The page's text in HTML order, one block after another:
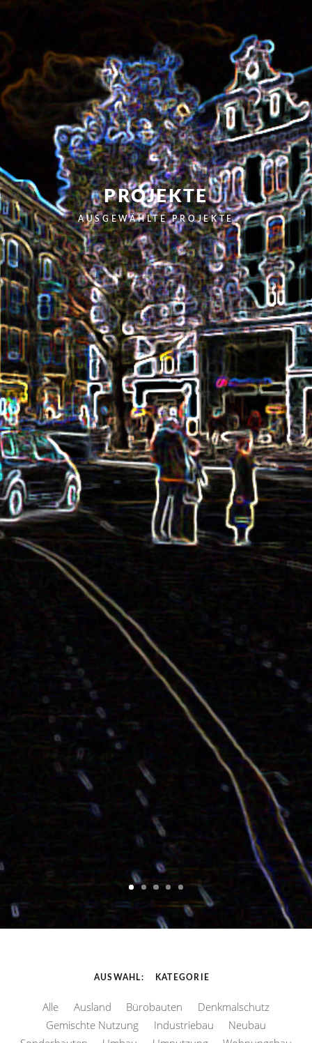
PROJEKTE
AUSGEWÄHLTE PROJEKTE
AUSWAHL KATEGORIE
Alle Ausland Bürobauten
Denkmalschutz
Gemischte Nutzung
Industriebau
Neubau